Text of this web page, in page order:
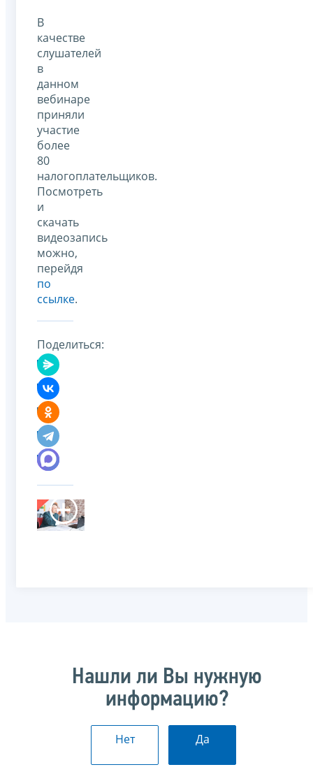
В
качестве
слушателей
в
данном
вебинаре
приняли
участие
более
80
налогоплательщиков.
Посмотреть
и
скачать
видеозапись
можно,
перейдя
по
ссылке.
Поделиться:
Нашли ли Вы нужную
информацию?
Нет Да